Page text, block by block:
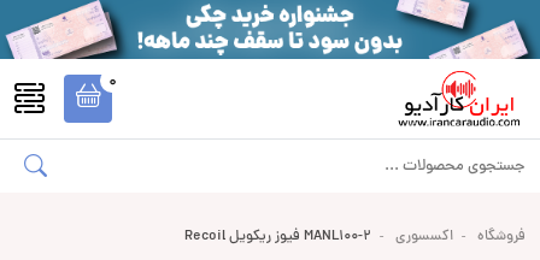
0
فروشگاه اکسسوری MANL100-2 فیوز ریکویل Recoil